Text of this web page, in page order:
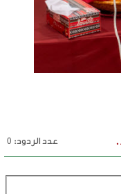
عدد الردود: 0